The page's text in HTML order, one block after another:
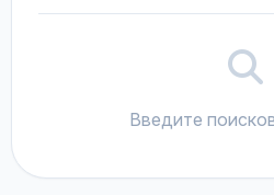
Введите